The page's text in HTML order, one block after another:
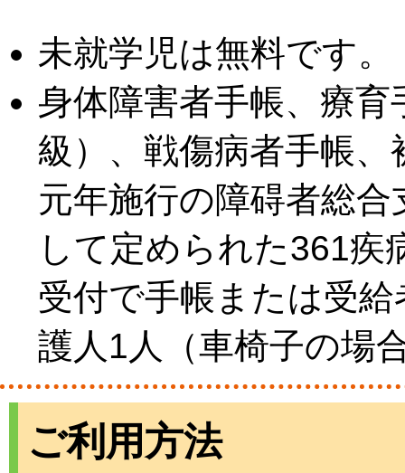
未就学児は無料です。
身体障害者手帳、療
級）、戦傷病者手帳
元年施行の障碍者総
して定められた361疾
受付で手帳または受
護人1人（車椅子の場
ご利用方法